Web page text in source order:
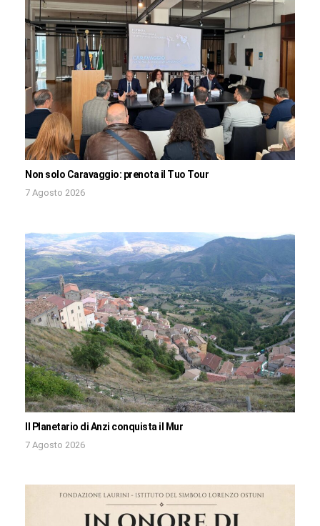
Non solo Caravaggio: prenota il Tuo Tour
7 Agosto 2026
Il Planetario di Anzi conquista il Mur
7 Agosto 2026